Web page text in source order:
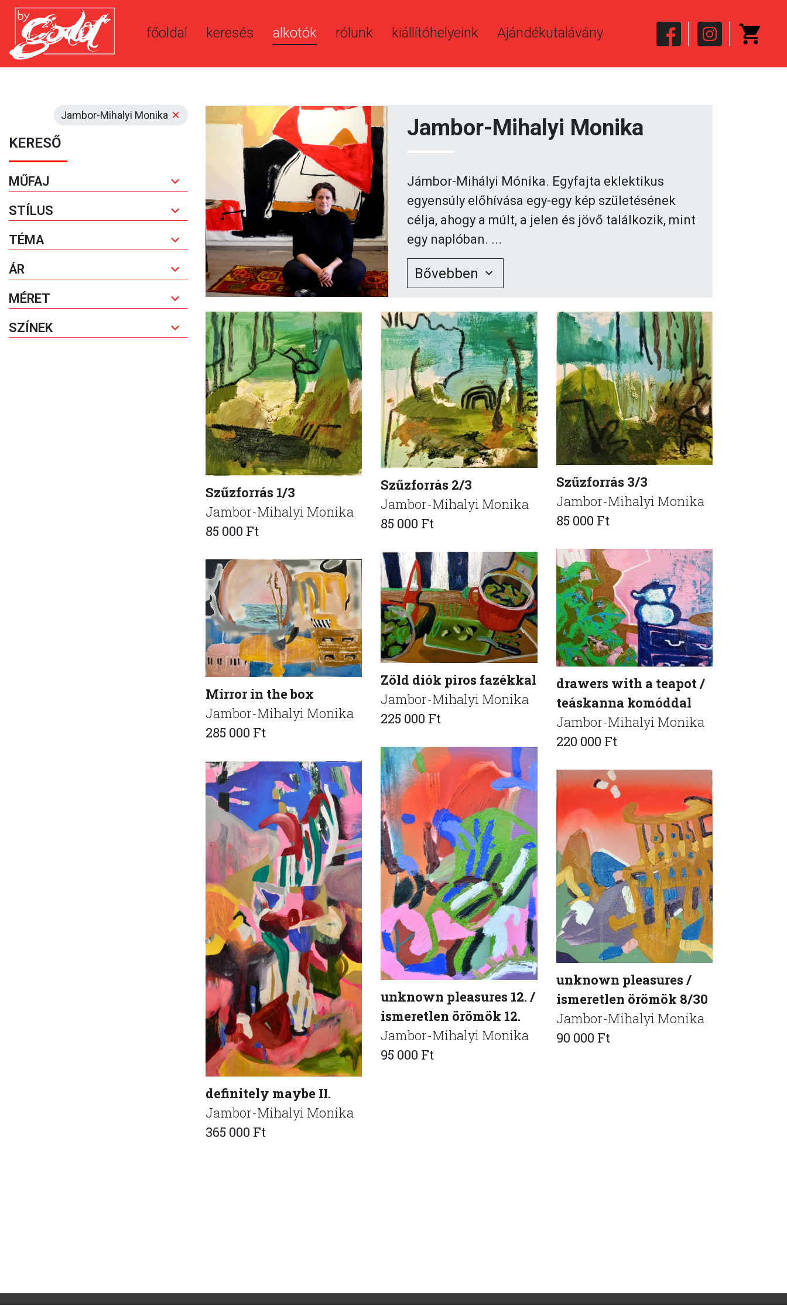
főoldal keresés alkotók rólunk kiállítóhelyeink Ajándékutalávány
Jambor-Mihalyi Monika
KERESŐ
MŰFAJ
STÍLUS
TÉMA
ÁR
MÉRET
SZÍNEK
Jambor-Mihalyi Monika
Jámbor-Mihályi Mónika. Egyfajta eklektikus
egyensúly előhívása egy-egy kép születésének
célja, ahogy a múlt, a jelen és jövő találkozik, mint
egy naplóban. ...
Bővebben
Szűzforrás 1/3
Jambor-Mihalyi Monika
85 000 Ft
Szűzforrás 2/3
Jambor-Mihalyi Monika
85 000 Ft
Szűzforrás 3/3
Jambor-Mihalyi Monika
85 000 Ft
drawers with a teapot /
teáskanna komóddal
Jambor-Mihalyi Monika
220 000 Ft
Zöld diók piros fazékkal
Jambor-Mihalyi Monika
225 000 Ft
Mirror in the box
Jambor-Mihalyi Monika
285 000 Ft
unknown pleasures 12. /
ismeretlen örömök 12.
Jambor-Mihalyi Monika
95 000 Ft
definitely maybe II.
Jambor-Mihalyi Monika
365 000 Ft
unknown pleasures /
ismeretlen örömök 8/30
Jambor-Mihalyi Monika
90 000 Ft